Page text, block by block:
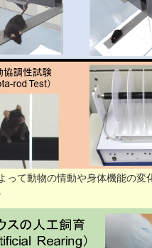
って動物の情動や身体機能の変